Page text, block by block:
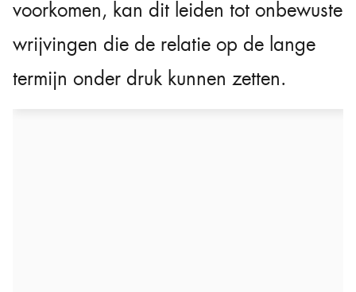
voorkomen, kan dit leiden tot onbewuste
wrijvingen die de relatie op de lange
termijn onder druk kunnen zetten.